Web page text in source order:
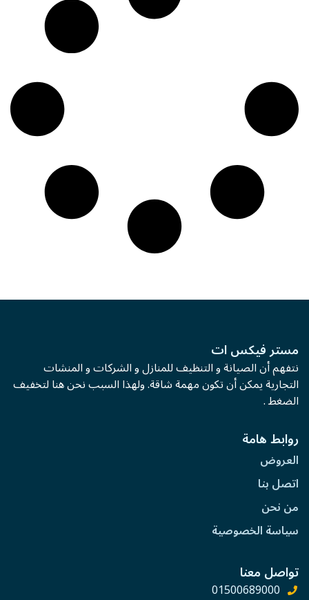
مستر فيكس ات
نتفهم أن الصيانة و التنظيف للمنازل و الشركات و المنشات
التجارية يمكن أن تكون مهمة شاقة. ولهذا السبب نحن هنا لتخفيف
الضغط .
روابط هامة
العروض
اتصل بنا
من نحن
سياسة الخصوصية
تواصل معنا
01500689000